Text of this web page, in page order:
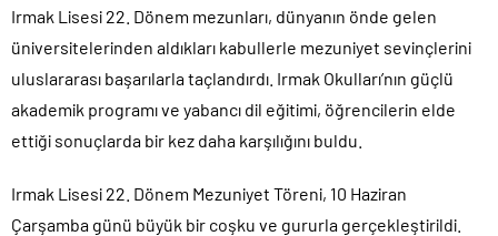
Irmak Lisesi 22. Dönem mezunları, dünyanın önde gelen
üniversitelerinden aldıkları kabullerle mezuniyet sevinçlerini
uluslararası başarılarla taçlandırdı. Irmak Okulları’nın güçlü
akademik programı ve yabancı dil eğitimi, öğrencilerin elde
ettiği sonuçlarda bir kez daha karşılığını buldu.
Irmak Lisesi 22. Dönem Mezuniyet Töreni, 10 Haziran
Çarşamba günü büyük bir coşku ve gururla gerçekleştirildi.